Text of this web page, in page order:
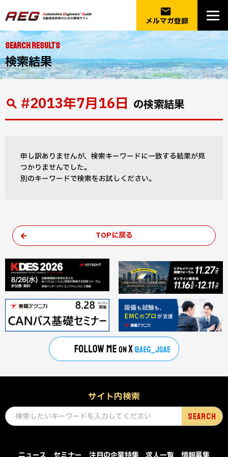
email
メルマガ登録
SEARCH RESULTS
検索結果
#2013年7月16日 の検索結果
申し訳ありませんが、検索キーワードに一致する結果が見
つかりませんでした。
別のキーワードで検索をお試しください。
TOPに戻る
サイト内検索